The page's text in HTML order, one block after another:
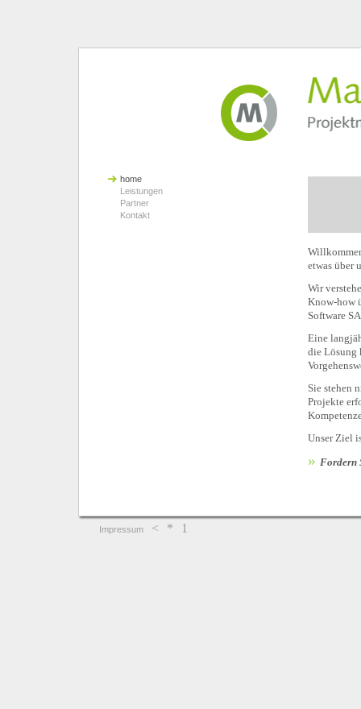
home
Leistungen
Partner
Kontakt
etwas über
Wir
Know-how
Software
Eine
die Lösung
Sie stehen
Projekte
Unser Ziel
» Fordern
Impressum < * 1